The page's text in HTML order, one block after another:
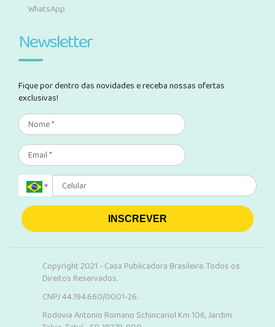
WhatsApp
Newsletter
Fique por dentro das novidades e receba nossas ofertas
exclusivas!
INSCREVER
Copyright 2021 - Casa Publicadora Brasileira. Todos os
Direitos Reservados.
CNPJ 44.194.660/0001-26.
Rodovia Antonio Romano Schincariol Km 106, Jardim